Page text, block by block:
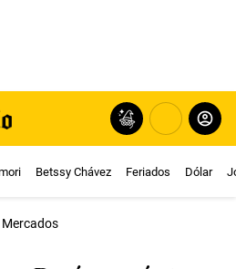
Betssy Chávez Feriados Dólar
Mercados